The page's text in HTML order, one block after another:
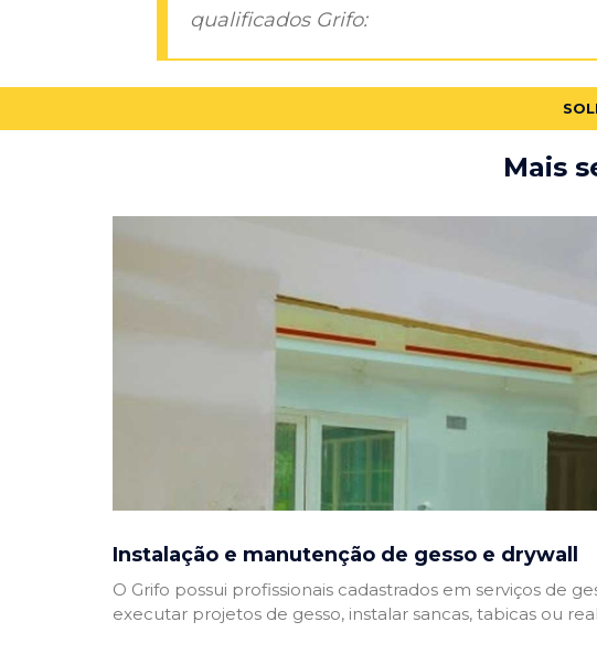
qualificados Grifo:
Mais
Instalação e manutenção de gesso e drywall
O Grifo possui profissionais cadastrados em serviços de
executar projetos de gesso, instalar sancas, tabicas ou